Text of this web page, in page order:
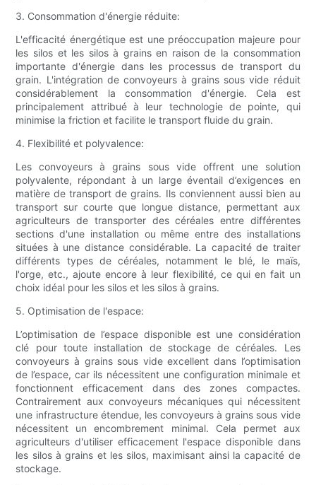
3. Consommation d'énergie réduite:
L'efficacité énergétique est une préoccupation majeure pour
les silos et les silos à grains en raison de la consommation
importante d'énergie dans les processus de transport du
grain. L'intégration de convoyeurs à grains sous vide réduit
considérablement la consommation d'énergie. Cela est
principalement attribué à leur technologie de pointe, qui
minimise la friction et facilite le transport fluide du grain.
4. Flexibilité et polyvalence:
Les convoyeurs à grains sous vide offrent une solution
polyvalente, répondant à un large éventail d’exigences en
matière de transport de grains. Ils conviennent aussi bien au
transport sur courte que longue distance, permettant aux
agriculteurs de transporter des céréales entre différentes
sections d'une installation ou même entre des installations
situées à une distance considérable. La capacité de traiter
différents types de céréales, notamment le blé, le maïs,
l'orge, etc., ajoute encore à leur flexibilité, ce qui en fait un
choix idéal pour les silos et les silos à grains.
5. Optimisation de l'espace:
L’optimisation de l’espace disponible est une considération
clé pour toute installation de stockage de céréales. Les
convoyeurs à grains sous vide excellent dans l’optimisation
de l’espace, car ils nécessitent une configuration minimale et
fonctionnent efficacement dans des zones compactes.
Contrairement aux convoyeurs mécaniques qui nécessitent
une infrastructure étendue, les convoyeurs à grains sous vide
nécessitent un encombrement minimal. Cela permet aux
agriculteurs d'utiliser efficacement l'espace disponible dans
les silos à grains et les silos, maximisant ainsi la capacité de
stockage.